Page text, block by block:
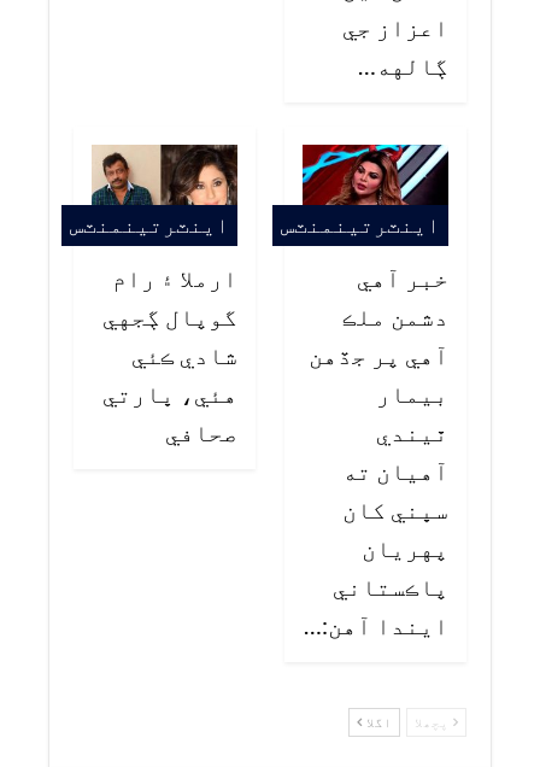
اعزاز جي
ڳالهه…
اينٽرتينمنٽس
خبر آهي
دشمن ملڪ
آهي پر جڏهن
بيمار
ٿيندي
آهيان ته
سڀني کان
پهريان
پاڪستاني
ايندا آهن:…
اينٽرتينمنٽس
ارملا ۽ رام
گوپال ڳجهي
شادي ڪئي
هئي، ڀارتي
صحافي
پچھلا اگلا